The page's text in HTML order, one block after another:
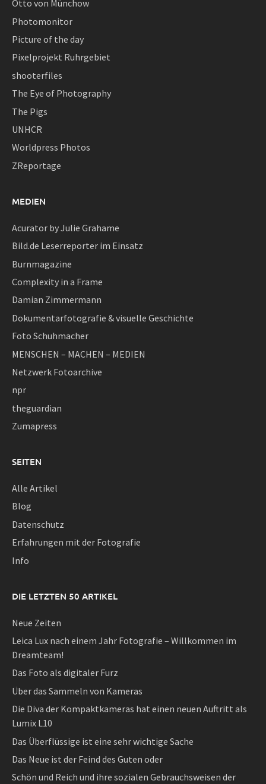
Otto von Münchow
Photomonitor
Picture of the day
Pixelprojekt Ruhrgebiet
shooterfiles
The Eye of Photography
The Pigs
UNHCR
Worldpress Photos
ZReportage
MEDIEN
Acurator by Julie Grahame
Bild.de Leserreporter im Einsatz
Burnmagazine
Complexity in a Frame
Damian Zimmermann
Dokumentarfotografie & visuelle Geschichte
Foto Schuhmacher
MENSCHEN – MACHEN – MEDIEN
Netzwerk Fotoarchive
npr
theguardian
Zumapress
SEITEN
Alle Artikel
Blog
Datenschutz
Erfahrungen mit der Fotografie
Info
DIE LETZTEN 50 ARTIKEL
Neue Zeiten
Leica Lux nach einem Jahr Fotografie – Willkommen im
Dreamteam!
Das Foto als digitaler Furz
Über das Sammeln von Kameras
Die Diva der Kompaktkameras hat einen neuen Auftritt als
Lumix L10
Das Überflüssige ist eine sehr wichtige Sache
Das Neue ist der Feind des Guten oder
Schön und Reich und ihre sozialen Gebrauchsweisen der